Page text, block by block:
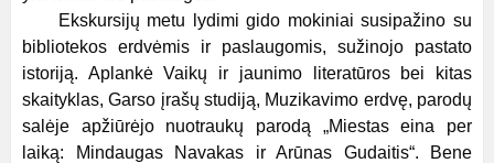
Ekskursijų metu lydimi gido mokiniai susipažino su
bibliotekos erdvėmis ir paslaugomis, sužinojo pastato
istoriją. Aplankė Vaikų ir jaunimo literatūros bei kitas
skaityklas, Garso įrašų studiją, Muzikavimo erdvę, parodų
salėje apžiūrėjo nuotraukų parodą „Miestas eina per
laiką: Mindaugas Navakas ir Arūnas Gudaitis“. Bene